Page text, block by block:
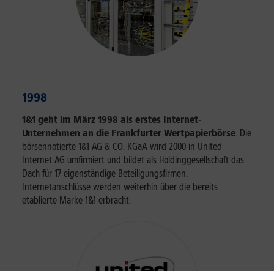
1998
1&1 geht im März 1998 als erstes Internet-
Unternehmen an die Frankfurter Wertpapierbörse. Die
börsennotierte 1&1 AG & CO. KGaA wird 2000 in United
Internet AG umfirmiert und bildet als Holdinggesellschaft das
Dach für 17 eigenständige Beteiligungsfirmen.
Internetanschlüsse werden weiterhin über die bereits
etablierte Marke 1&1 erbracht.